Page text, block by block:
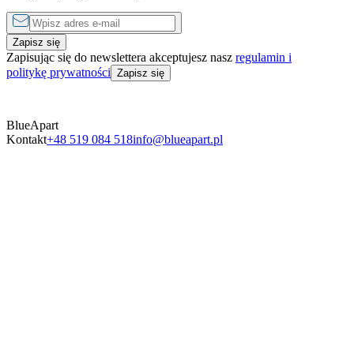
Zapisz się
Zapisując się do newslettera akceptujesz nasz regulamin i
politykę prywatności Zapisz się
BlueApart
Kontakt+48 519 084 518info@blueapart.pl